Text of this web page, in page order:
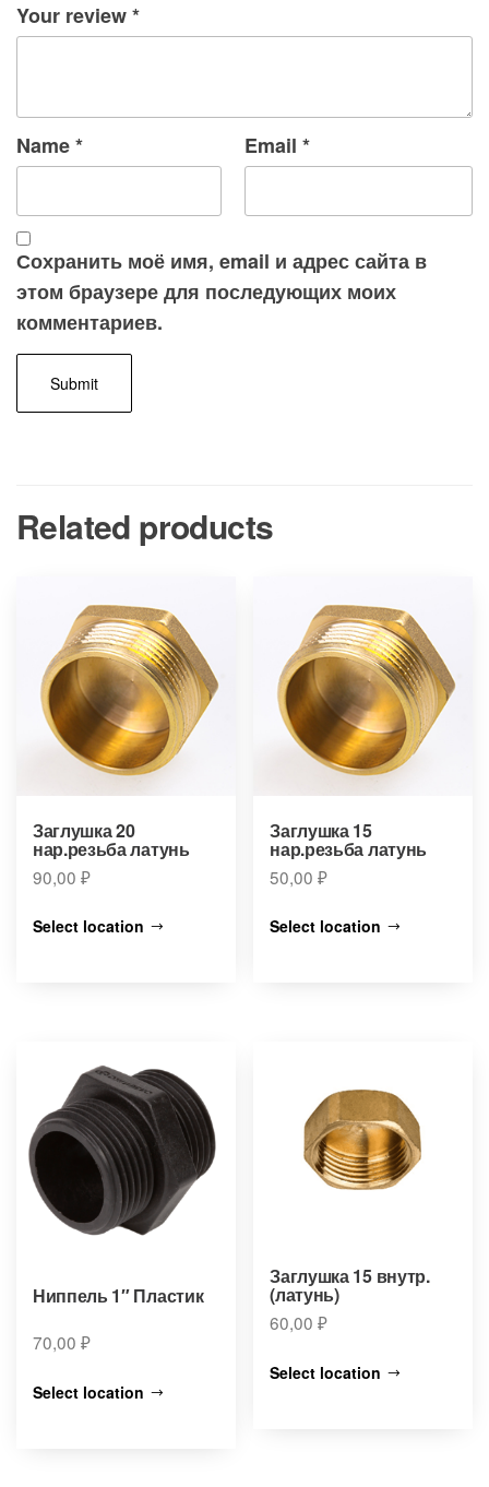
Your review*
Name* Email *
Сохранить моё имя, email и адрес сайта в
этом браузере для последующих моих
комментариев.
Related products
Заглушка 20
нар.резьба латунь
90,00 ₽
Select location
Заглушка 15
нар.резьба латунь
50,00₽
Select location
Ниппель 1″ Пластик
70,00 ₽
Select location
Заглушка 15 внутр.
(латунь)
60,00₽
Select location